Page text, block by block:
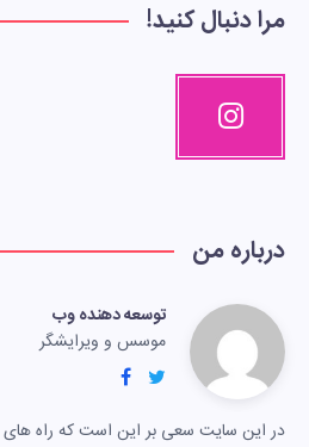
مرا دنبال کنید!
درباره من
توسعه دهنده وب
موسس و ویرایشگر
در این سایت سعی بر این است که راه